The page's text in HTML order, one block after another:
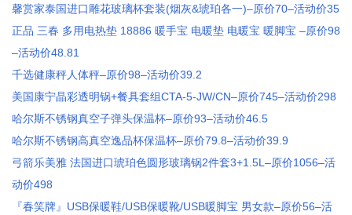
馨赏家泰国进口雕花玻璃杯套装(烟灰&琥珀各一)–原价70–活动价35
正品 三春 多用电热垫 18886 暖手宝 电暖垫 电暖宝 暖脚宝 –原价98
–活动价48.81
千选健康秤人体秤–原价98–活动价39.2
美国康宁晶彩透明锅+餐具套组CTA-5-JW/CN–原价745–活动价298
哈尔斯不锈钢真空子弹头保温杯–原价93–活动价46.5
哈尔斯不锈钢高真空逸品杯保温杯–原价79.8–活动价39.9
弓箭乐美雅 法国进口琥珀色圆形玻璃锅2件套3+1.5L–原价1056–活
动价498
『春笑牌』USB保暖鞋/USB保暖靴/USB暖脚宝 男女款–原价56–活